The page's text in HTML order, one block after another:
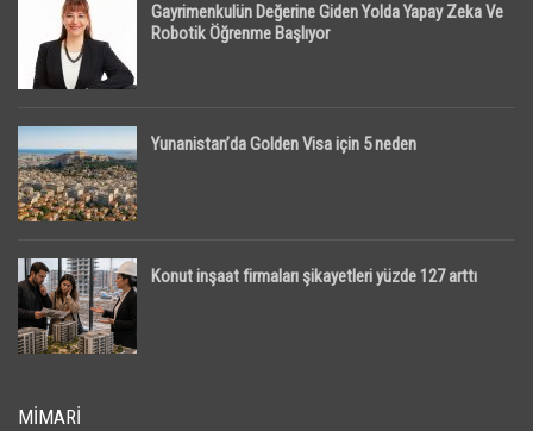
Gayrimenkulün Değerine Giden Yolda Yapay Zeka Ve
Robotik Öğrenme Başlıyor
Yunanistan’da Golden Visa için 5 neden
Konut inşaat firmaları şikayetleri yüzde 127 arttı
MIMARI